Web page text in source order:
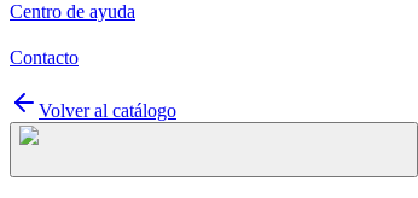
Centro de ayuda
Contacto
Volver al catálogo